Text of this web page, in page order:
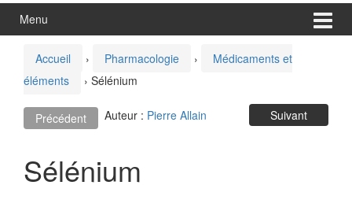
Menu
Accueil › Pharmacologie ›
Médicaments et
éléments
› Sélénium
Précédent Suivant
Auteur : Pierre Allain
Sélénium